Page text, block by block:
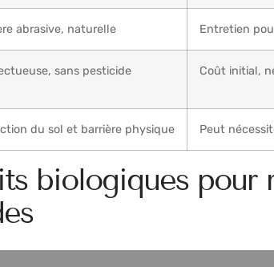
abrasive, naturelle Entretien
sans pesticide Coût initial,
du sol et barrière physique Peut
biologiques pour